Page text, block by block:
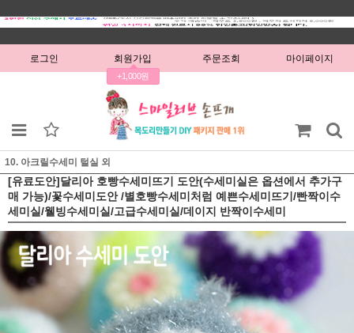
로그인 회원가입
+1,000원
주문조회 마이페이지
10. 아크릴수세미 털실 외
[유료도안]달리아 호빵수세미뜨기 도안(수세미실은 옵션에서 추가구
매 가능)/꽃수세미도안 /별호빵수세미처럼 예쁜수세미뜨기/빤짝이수
세미실/웰빙수세미실/고급수세미실/데이지 반짝이수세미